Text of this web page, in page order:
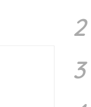
2
3